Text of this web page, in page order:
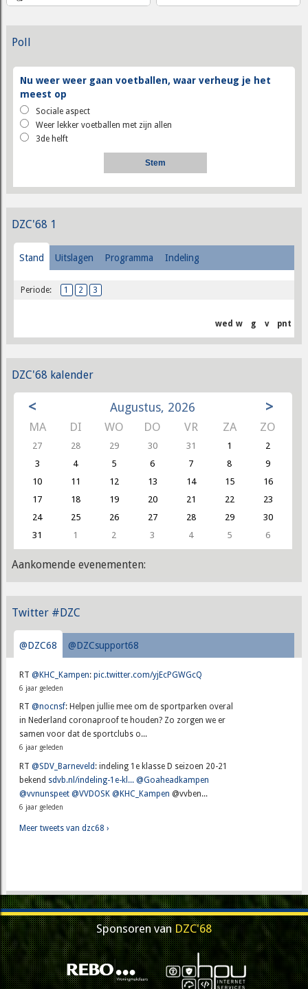
Poll
Nu weer weer gaan voetballen, waar verheug je het
meest op
Sociale aspect
Weer lekker voetballen met zijn allen
3de helft
DZC'68 1
Stand Uitslagen Programma Indeling
Periode: 1 2 3
wed w g v pnt
DZC'68 kalender
< Augustus, 2026 >
MA DI WO DO VR ZA ZO
27 28 29 30 31 1
2
3
4 5 6 7 8
9
10
11 12 13 14 15
16
17
18 19 20 21 22
23
24
25 26 27 28 29
30
31
1 2 3 4 5 6
Aankomende evenementen:
Twitter #DZC
@DZC68 @DZCsupport68
RT@KHC_Kampen:pic.twitter.com/yjEcPGWGcQ
6 jaar geleden
RT@nocnsf: Helpen jullie mee om de sportparken overal
in Nederland coronaproof te houden? Zo zorgen we er
samen voor dat de sportclubs o...
6 jaar geleden
RT@SDV_Barneveld : indeling 1e klasse D seizoen 20-21
bekend sdvb.nl/indeling-1e-kl... @Goaheadkampen
@vvnunspeet @VVDOSK @KHC_Kampen @vvben...
6 jaar geleden
Meer tweets van dzc68 ›
Sponsoren vanDZC'68